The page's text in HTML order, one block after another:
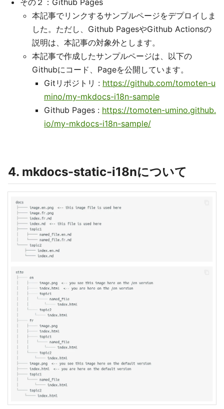
その２：Github Pages
本記事でリンクするサンプルページをデプロイしま
した。ただし、Github PagesやGithub Actionsの
説明は、本記事の対象外とします。
本記事で作成したサンプルページは、以下の
Githubにコード、Pageを公開しています。
Gitリポジトリ : https://github.com/tomoten-u
mino/my-mkdocs-i18n-sample
Github Pages : https://tomoten-umino.github.
io/my-mkdocs-i18n-sample/
4. mkdocs-static-i18nについて